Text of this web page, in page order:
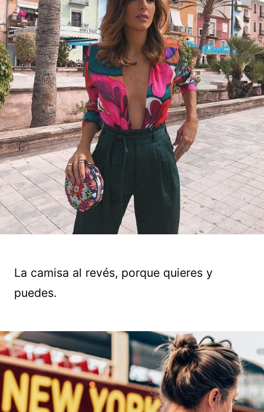
La camisa al revés, porque quieres y
puedes.